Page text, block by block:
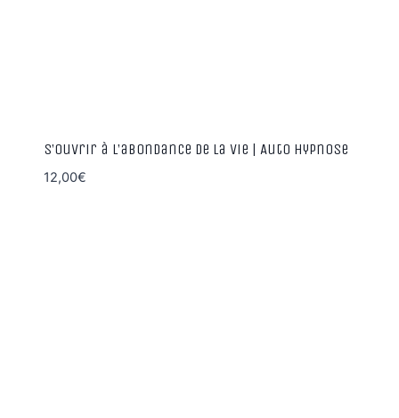
S’ouvrir à l’abondance de la vie | Auto hypnose
12,00€